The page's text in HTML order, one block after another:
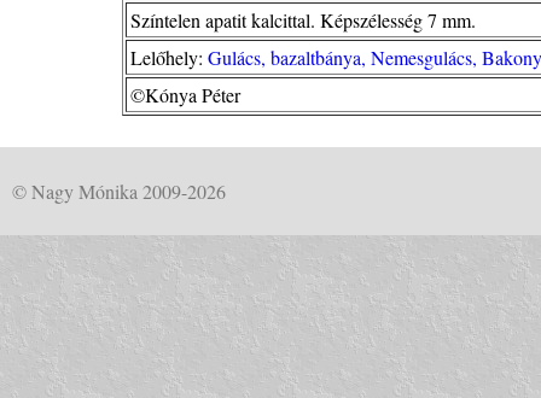
Színtelen apatit kalcittal. Képszélesség 7 mm.
Lelőhely: Gulács, bazaltbánya, Nemesgulács,
©Kónya Péter
© Nagy Mónika 2009-2026